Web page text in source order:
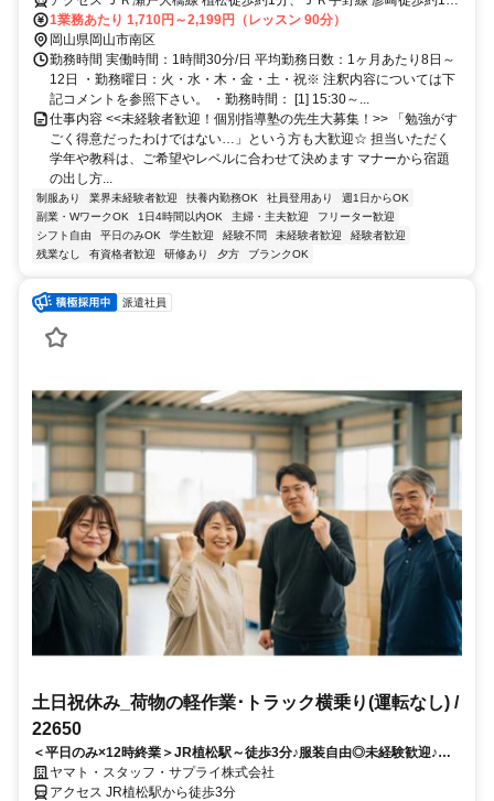
分、ＪＲ瀬戸大橋線 茶屋町東口徒歩約37分 植松駅より徒歩2分
1業務あたり 1,710円～2,199円（レッスン 90分）
岡山県岡山市南区
勤務時間 実働時間：1時間30分/日 平均勤務日数：1ヶ月あたり8日～
12日 ・勤務曜日：火・水・木・金・土・祝※ 注釈内容については下
記コメントを参照下さい。 ・勤務時間： [1] 15:30～...
仕事内容 <<未経験者歓迎！個別指導塾の先生大募集！>> 「勉強がす
ごく得意だったわけではない…」という方も大歓迎☆ 担当いただく
学年や教科は、ご希望やレベルに合わせて決めます マナーから宿題
の出し方...
制服あり 業界未経験者歓迎 扶養内勤務OK 社員登用あり
週1日からOK
副業・WワークOK
1日4時間以内OK 主婦・主夫歓迎
フリーター歓迎
シフト自由
平日のみOK 学生歓迎 経験不問 未経験者歓迎
経験者歓迎
残業なし
有資格者歓迎 研修あり 夕方 ブランクOK
派遣社員
土日祝休み_荷物の軽作業･トラック横乗り(運転なし) /
22650
＜平日のみ×12時終業＞JR植松駅～徒歩3分♪服装自由◎未経験歓迎♪W
ワーク･扶養内勤務OK！免許不要･運転なし！午後は家事や自分時間に◎
ヤマト・スタッフ・サプライ株式会社
アクセス JR植松駅から徒歩3分